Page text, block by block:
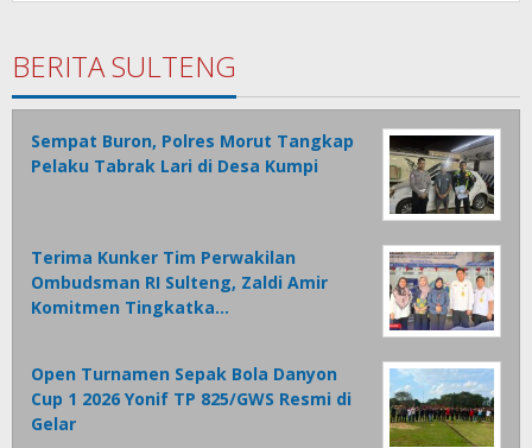
BERITA SULTENG
Sempat Buron, Polres Morut Tangkap
Pelaku Tabrak Lari di Desa Kumpi
Terima Kunker Tim Perwakilan
Ombudsman RI Sulteng, Zaldi Amir
Komitmen Tingkatka…
Open Turnamen Sepak Bola Danyon
Cup 1 2026 Yonif TP 825/GWS Resmi di
Gelar